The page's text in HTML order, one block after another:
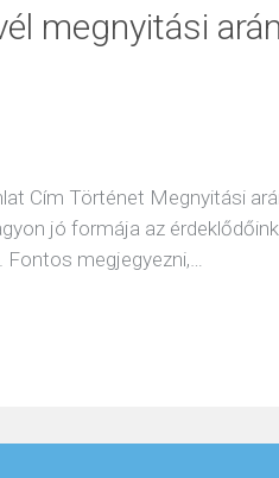
megnyitási
Cím Történet Megnyitási
jó formája az
Fontos megjegyezni,…